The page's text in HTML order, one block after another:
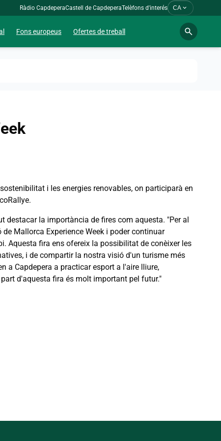
Ràdio CapdeperaCastell de CapdeperaTelèfons d'interés CA expand_more
Fons europeus Ofertes de treball search
i les energies renovables, on participarà en
destacar la importància de fires com aquesta. "Per al
Mallorca Experience Week i poder continuar
Aquesta fira ens ofereix la possibilitat de conèixer les
i de compartir la nostra visió d'un turisme més
a Capdepera a practicar esport a l'aire lliure,
d'aquesta fira és molt important pel futur."